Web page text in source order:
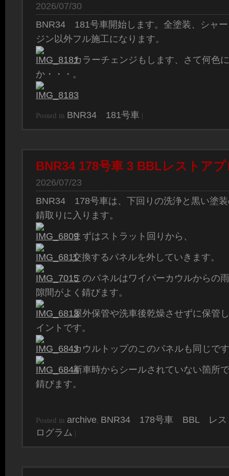
2026/07/30
BNR34 181号車開始します。全塗装、シャ
ジン以外フル施工になります。
カラーチェンジもします、さて何色
か・・・。
Posted in BNR34 181号車 |
BNR34 178号車 3 BBLレストア
2026/07/23
BNR34 178号車は、下回りの洗浄と黒い塗
錆取りに入ります。
まずはストラット回りから、
交換するパネルを外していきます。
このパネルはワイパーカウルからの
隙間がよく錆びます。
屋外保管や洗車後乾燥させずに保管
イントです。
カウルトップのこのパネルも同じで
新車時からシールされていない箇所
錆びます。
Posted in archive, BNR34 178号車 BBL レス
ログラム |